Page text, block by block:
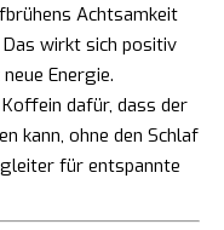
Achtsamkeit
wirkt sich positiv
Energie.
dafür, dass der
kann, ohne den Schlaf
für entspannte